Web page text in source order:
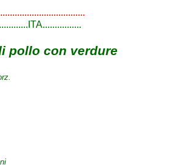
pollo con verdure